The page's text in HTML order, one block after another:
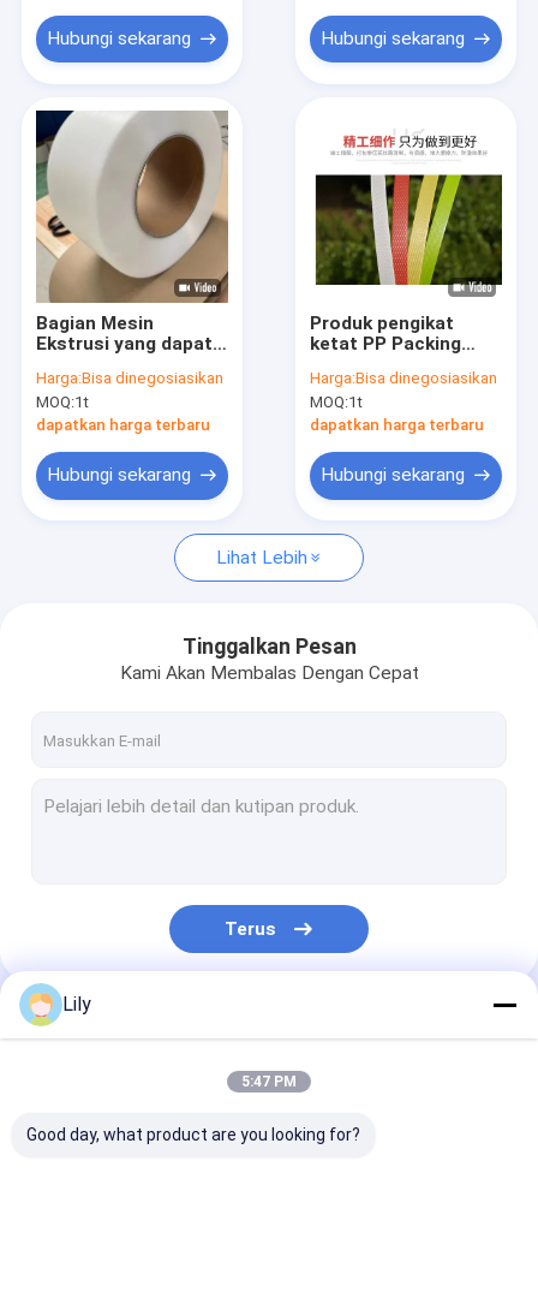
Produk
Pertunjukan VR
Tentang Kami
Tur Pabrik
Hubungi Kami
Berita
Mesin Pembuat Tali PET
Garis Ekstrusi Pita Tali PP
Tali Kemasan PET
Sabuk Pengepakan PP
Hubungi sekarang Hubungi sekarang
Bagian Mesin
Ekstrusi yang dapat
Pengemasan PP
dengan Perpanjangan
Rendah
Harga:Bisa dinegosiasikan
MOQ:1t
dapatkan harga terbaru
Hubungi sekarang
Produk pengikat
ketat PP Packing
Ketahanan suhu yang
kuat
Harga:Bisa dinegosiasikan
MOQ:1t
dapatkan harga terbaru
Hubungi sekarang
Lihat Lebih
Tinggalkan Pesan
Kami Akan Membalas Dengan Cepat
Terus
Kategori Kami
Lily
5:47 PM
Good day, what product are you looking for?